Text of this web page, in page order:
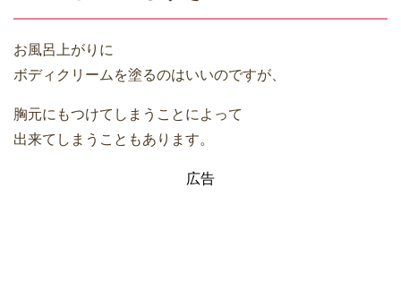
お風呂上がりに
ボディクリームを塗るのはいいのですが、
胸元にもつけてしまうことによって
出来てしまうこともあります。
広告